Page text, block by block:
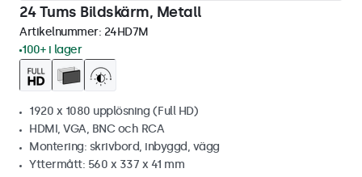
24 Tums Bildskärm, Metall
Artikelnummer: 24HD7M
100+ i lager
1920 x 1080 upplösning (Full HD)
HDMI, VGA, BNC och RCA
Montering: skrivbord, inbyggd, vägg
Yttermått: 560 x 337 x 41 mm